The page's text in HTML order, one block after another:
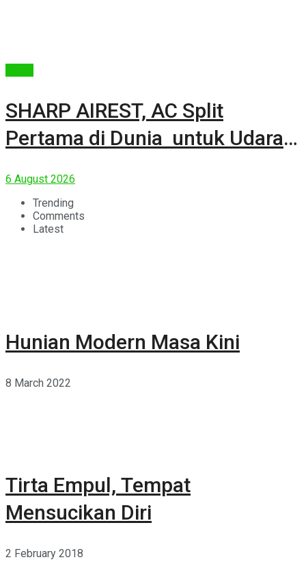
SHARP AIREST, AC Split
Pertama di Dunia untuk Udara
6 August 2026
Trending
Comments
Latest
Hunian Modern Masa Kini
8 March 2022
Tirta Empul, Tempat
Mensucikan Diri
2 February 2018